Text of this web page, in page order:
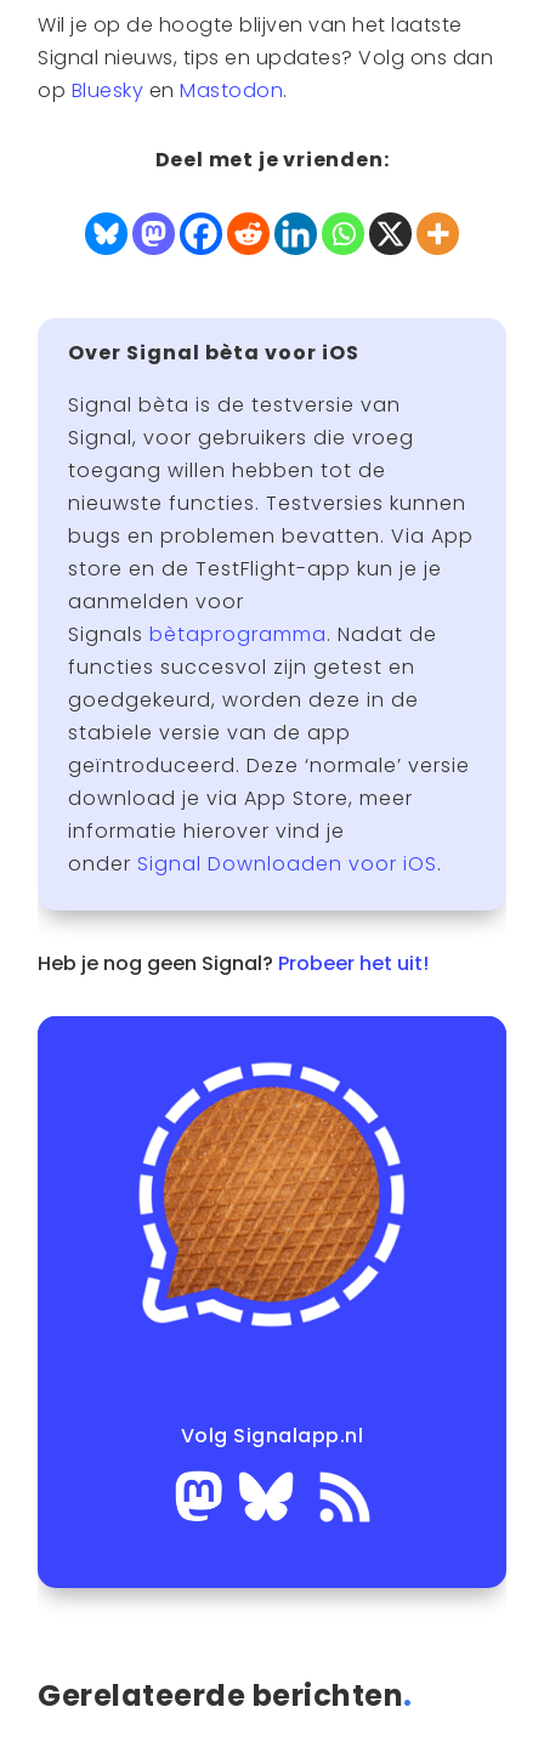
Wil je op de hoogte blijven van het laatste
Signal nieuws, tips en updates? Volg ons dan
op Bluesky enMastodon.
Deel met je vrienden:
Over Signal bèta voor iOS
Signal bèta is de testversie van
Signal, voor gebruikers die vroeg
toegang willen hebben tot de
nieuwste functies. Testversies kunnen
bugs en problemen bevatten. Via App
store en de TestFlight-app kun je je
aanmelden voor
Signalsbètaprogramma. Nadat de
functies succesvol zijn getest en
goedgekeurd, worden deze in de
stabiele versie van de app
geïntroduceerd. Deze ‘normale’ versie
download je via App Store, meer
informatie hierover vind je
onder Signal Downloaden voor iOS.
Heb je nog geen Signal? Probeer het uit!
Volg Signalapp.nl
Gerelateerde berichten.